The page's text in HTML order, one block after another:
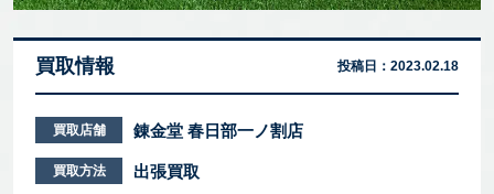
買取情報 投稿日： 2023.02.18
買取店舗 錬金堂 春日部一ノ割店
買取方法 出張買取